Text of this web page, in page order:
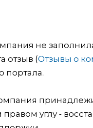
не
отзыв (Отзывы о
портала.
углу -